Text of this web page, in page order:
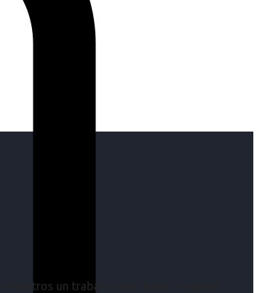
un trabajo, pero antes un placer.